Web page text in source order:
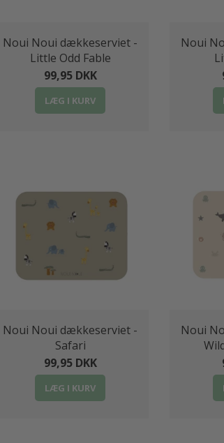
Noui Noui dækkeserviet -
Little Odd Fable
99,95 DKK
LÆG I KURV
Noui
Noui Noui dækkeserviet -
Safari
99,95 DKK
LÆG I KURV
Noui